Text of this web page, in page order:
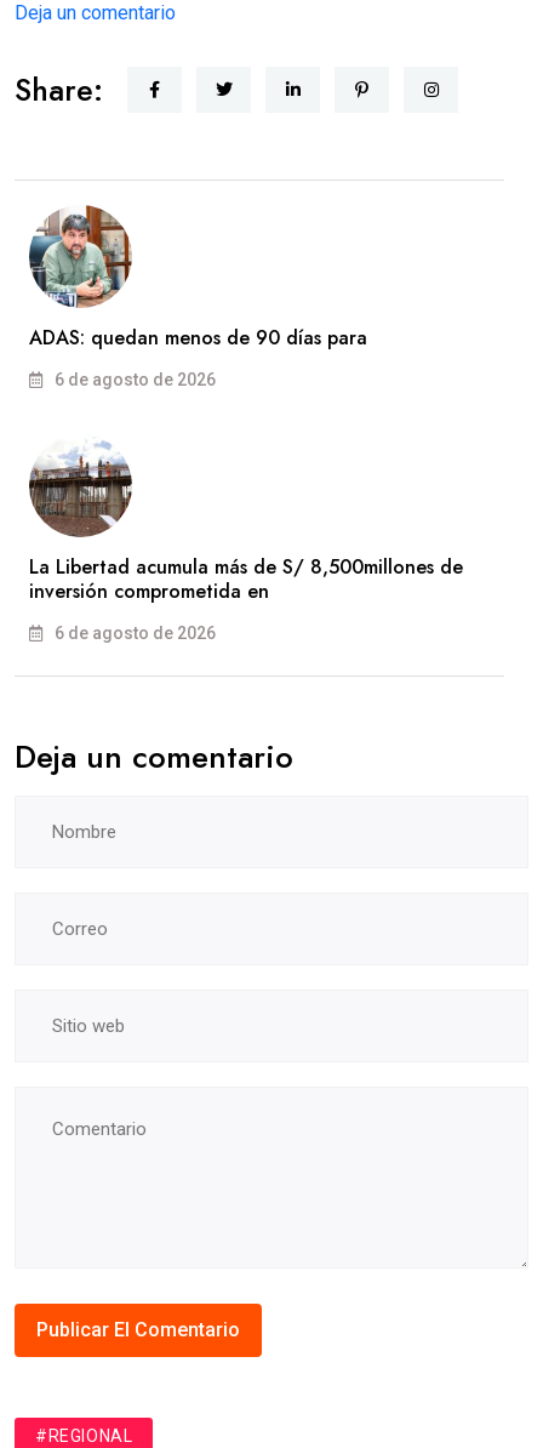
Deja un comentario
Share:
ADAS: quedan menos de 90 días para
6 de agosto de 2026
La Libertad acumula más de S/ 8,500millones de
inversión comprometida en
6 de agosto de 2026
Deja un comentario
#REGIONAL